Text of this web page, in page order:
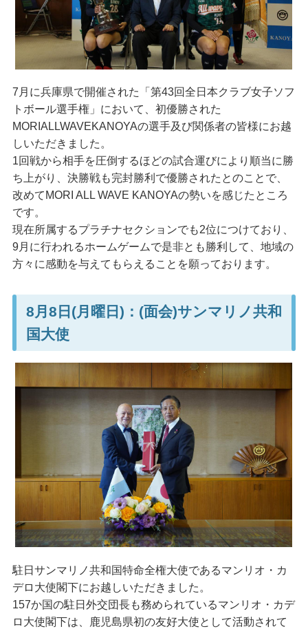
7月に兵庫県で開催された「第43回全日本クラブ女子ソフ
トボール選手権」において、初優勝された
MORIALLWAVEKANOYAの選手及び関係者の皆様にお越
しいただきました。
1回戦から相手を圧倒するほどの試合運びにより順当に勝
ち上がり、決勝戦も完封勝利で優勝されたとのことで、
改めてMORI ALL WAVE KANOYAの勢いを感じたところ
です。
現在所属するプラチナセクションでも2位につけており、
9月に行われるホームゲームで是非とも勝利して、地域の
方々に感動を与えてもらえることを願っております。
8月8日(月曜日)：(面会)サンマリノ共和
国大使
駐日サンマリノ共和国特命全権大使であるマンリオ・カ
デロ大使閣下にお越しいただきました。
157か国の駐日外交団長も務められているマンリオ・カデ
ロ大使閣下は、鹿児島県初の友好大使として活動されて